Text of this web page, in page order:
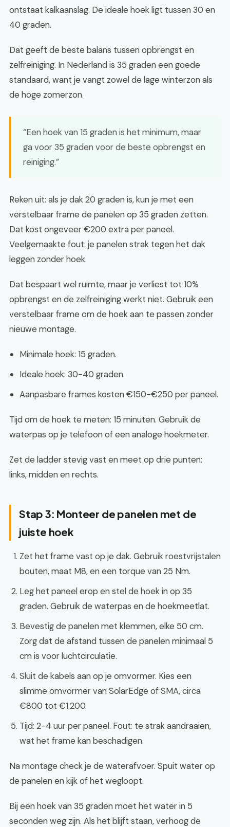
ontstaat kalkaanslag. De ideale hoek ligt tussen 30 en
40 graden.
Dat geeft de beste balans tussen opbrengst en
zelfreiniging. In Nederland is 35 graden een goede
standaard, want je vangt zowel de lage winterzon als
de hoge zomerzon.
“Een hoek van 15 graden is het minimum, maar
ga voor 35 graden voor de beste opbrengst en
reiniging.”
Reken uit: als je dak 20 graden is, kun je met een
verstelbaar frame de panelen op 35 graden zetten.
Dat kost ongeveer €200 extra per paneel.
Veelgemaakte fout: je panelen strak tegen het dak
leggen zonder hoek.
Dat bespaart wel ruimte, maar je verliest tot 10%
opbrengst en de zelfreiniging werkt niet. Gebruik een
verstelbaar frame om de hoek aan te passen zonder
nieuwe montage.
Minimale hoek: 15 graden.
Ideale hoek: 30-40 graden.
Aanpasbare frames kosten €150-€250 per paneel.
Tijd om de hoek te meten: 15 minuten. Gebruik de
waterpas op je telefoon of een analoge hoekmeter.
Zet de ladder stevig vast en meet op drie punten:
links, midden en rechts.
Stap 3: Monteer de panelen met de
juiste hoek
Zet het frame vast op je dak. Gebruik roestvrijstalen
bouten, maat M8, en een torque van 25 Nm.
Leg het paneel erop en stel de hoek in op 35
graden. Gebruik de waterpas en de hoekmeetlat.
Bevestig de panelen met klemmen, elke 50 cm.
Zorg dat de afstand tussen de panelen minimaal 5
cm is voor luchtcirculatie.
Sluit de kabels aan op je omvormer. Kies een
slimme omvormer van SolarEdge of SMA, circa
€800 tot €1.200.
Tijd: 2-4 uur per paneel. Fout: te strak aandraaien,
wat het frame kan beschadigen.
Na montage check je de waterafvoer. Spuit water op
de panelen en kijk of het wegloopt.
Bij een hoek van 35 graden moet het water in 5
seconden weg zijn. Als het blijft staan, verhoog de